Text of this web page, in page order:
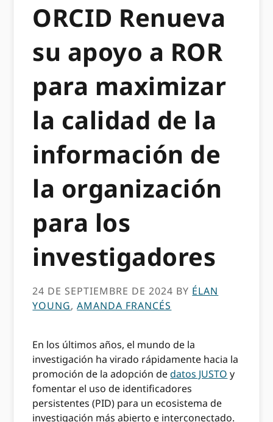
ORCID Renueva
su apoyo a ROR
para maximizar
la calidad de la
información de
la organización
para los
investigadores
24 DE SEPTIEMBRE DE 2024 BY ÉLAN
YOUNG,AMANDA FRANCÉS
En los últimos años, el mundo de la
investigación ha virado rápidamente hacia la
promoción de la adopción dedatos JUSTO y
fomentar el uso de identificadores
persistentes (PID) para un ecosistema de
investigación más abierto e interconectado.